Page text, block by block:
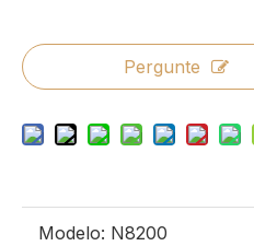
Pergunte
Modelo: N8200